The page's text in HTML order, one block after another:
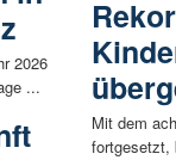
2026
...
Mit dem
fortgesetzt,